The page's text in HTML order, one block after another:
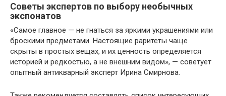
Советы экспертов по выбору необычных
экспонатов
«Самое главное — не гнаться за яркими украшениями или
броскими предметами. Настоящие раритеты чаще
скрыты в простых вещах, и их ценность определяется
историей и редкостью, а не внешним видом», — советует
опытный антикварный эксперт Ирина Смирнова.